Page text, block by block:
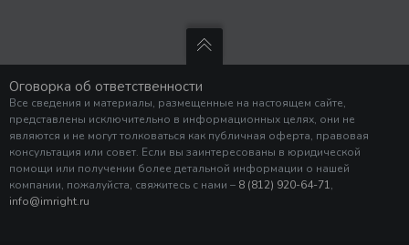
Оговорка об ответственности
Все сведения и материалы, размещенные на настоящем сайте,
представлены исключительно в информационных целях, они не
являются и не могут толковаться как публичная оферта, правовая
консультация или совет. Если вы заинтересованы в юридической
помощи или получении более детальной информации о нашей
компании, пожалуйста, свяжитесь с нами – 8 (812) 920-64-71,
info@imright.ru